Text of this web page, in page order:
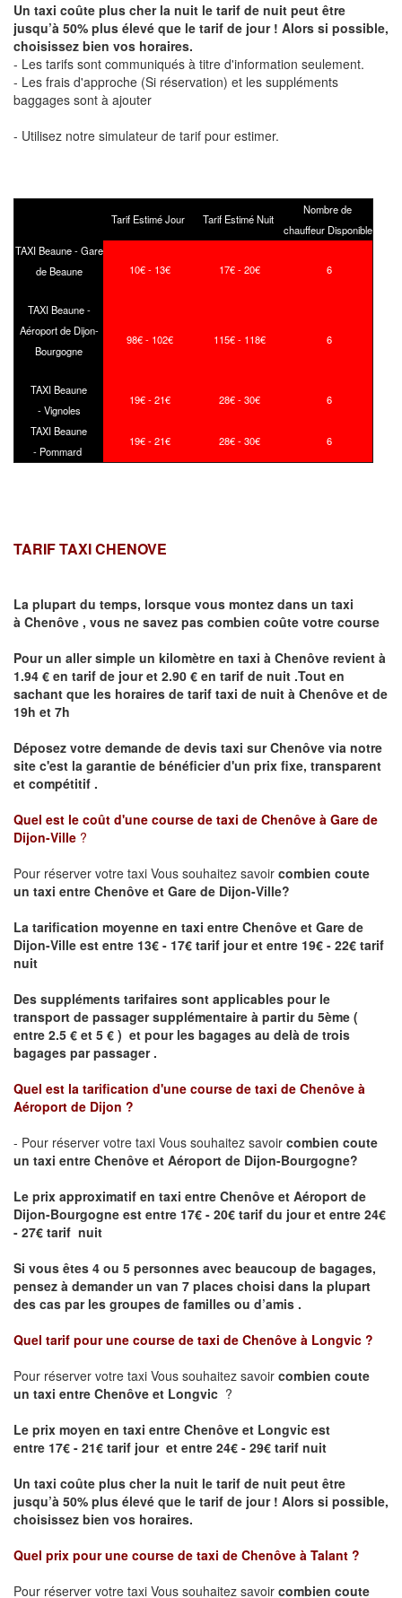
Un taxi coûte plus cher la nuit le tarif de nuit peut être
jusqu’à 50% plus élevé que le tarif de jour ! Alors si possible,
choisissez bien vos horaires.
- Les tarifs sont communiqués à titre d'information seulement.
- Les frais d'approche (Si réservation) et les suppléments
baggages sont à ajouter
- Utilisez notre simulateur de tarif pour estimer.
Tarif Estimé Jour Tarif Estimé Nuit
Nombre de
chauffeur Disponible
TAXI Beaune - Gare
de Beaune
10€ - 13€ 17€ - 20€ 6
TAXI Beaune -
Aéroport de Dijon-
Bourgogne
98€ - 102€ 115€ - 118€ 6
TAXI Beaune
- Vignoles
19€ - 21€ 28€ - 30€ 6
TAXI Beaune
- Pommard
19€ - 21€ 28€ - 30€ 6
TARIF TAXI CHENOVE
La plupart du temps, lorsque vous montez dans un taxi
à Chenôve , vous ne savez pas combien coûte votre course
Pour un aller simple un kilomètre en taxi à Chenôve revient à
1.94 € en tarif de jour et 2.90 € en tarif de nuit .Tout en
sachant que les horaires de tarif taxi de nuit à Chenôve et de
19h et 7h
Déposez votre demande de devis taxi surChenôve via notre
site c'est la garantie de bénéficier d'un prix fixe, transparent
et compétitif .
Quel est le coût d'une course de taxi de Chenôve à Gare de
Dijon-Ville ?
Pour réserver votre taxi Vous souhaitez savoir combien coute
un taxi entre Chenôve et Gare de Dijon-Ville?
La tarification moyenne en taxi entre Chenôve et Gare de
Dijon-Ville est entre 13€ - 17€ tarif jour et entre 19€ - 22€ tarif
nuit
Des suppléments tarifaires sont applicables pour le
transport de passager supplémentaire à partir du 5ème (
entre 2.5 € et 5 € ) et pour les bagages au delà de trois
bagages par passager .
Quel est la tarification d'une course de taxi de Chenôve à
Aéroport de Dijon ?
- Pour réserver votre taxi Vous souhaitez savoir combien coute
un taxi entre Chenôve et Aéroport de Dijon-Bourgogne?
Le prix approximatif en taxi entre Chenôve et Aéroport de
Dijon-Bourgogne est entre 17€ - 20€ tarif du jour et entre 24€
- 27€ tarif nuit
Si vous êtes 4 ou 5 personnes avec beaucoup de bagages,
pensez à demander un van 7 places choisi dans la plupart
des cas par les groupes de familles ou d’amis .
Quel tarif pour une course de taxi de Chenôve à Longvic ?
Pour réserver votre taxi Vous souhaitez savoir combien coute
un taxi entre Chenôve et Longvic ?
Le prix moyen en taxi entre Chenôve et Longvic est
entre 17€ - 21€ tarif jour et entre 24€ - 29€ tarif nuit
Un taxi coûte plus cher la nuit le tarif de nuit peut être
jusqu’à 50% plus élevé que le tarif de jour ! Alors si possible,
choisissez bien vos horaires.
Quel prix pour une course de taxi de Chenôve à Talant ?
Pour réserver votre taxi Vous souhaitez savoir combien coute